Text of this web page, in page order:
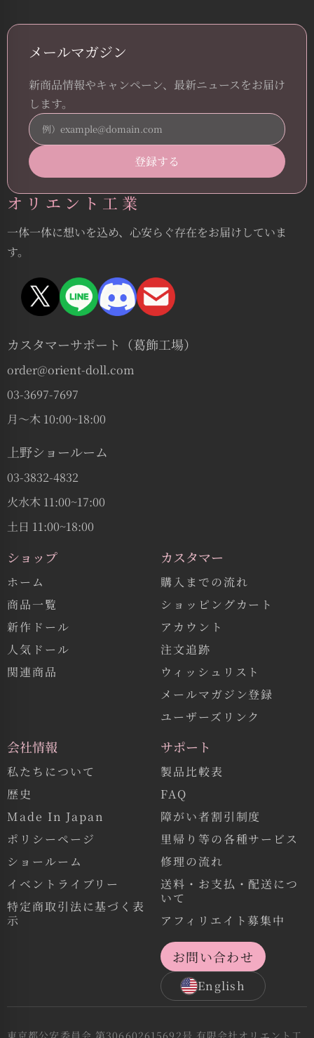
メールマガジン
新商品情報やキャンペーン、最新ニュースをお届け
します。
オリエント工業
一体一体に想いを込め、心安らぐ存在をお届けしていま
す。
カスタマーサポート（葛飾工場）
order@orient-doll.com
03-3697-7697
月〜木 10:00~18:00
上野ショールーム
03-3832-4832
火水木 11:00~17:00
土日 11:00~18:00
ショップ
ホーム
商品一覧
新作ドール
人気ドール
関連商品
カスタマー
購入までの流れ
ショッピングカート
アカウント
注文追跡
ウィッシュリスト
メールマガジン登録
ユーザーズリンク
会社情報
私たちについて
歴史
Made In Japan
ポリシーページ
ショールーム
イベントライブリー
特定商取引法に基づく表
示
サポート
製品比較表
FAQ
障がい者割引制度
里帰り等の各種サービス
修理の流れ
送料・お支払・配送につ
いて
アフィリエイト募集中
お問い合わせ
English
東京都公安委員会 第306602615692号 有限会社オリエント工